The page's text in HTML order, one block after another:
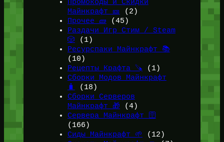
Промокоды и Скидки
Майнкрафт 🎫
(2)
Прочее 🧱 (45)
Раздачи Игр Стим / Steam
🎲 (1)
Ресурспаки Майнкрафт 📚
(10)
Рецепты Крафта 🪚 (1)
Сборки Модов Майнкрафт
🧳
(18)
Сборки Серверов
Майнкрафт 🎁 (4)
Сервера Майнкрафт 🛜
(166)
Сиды Майнкрафт 🌱
(12)